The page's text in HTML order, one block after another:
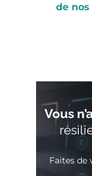
de
Vous
Faites de